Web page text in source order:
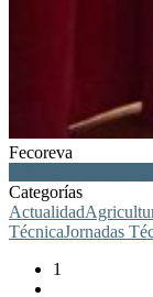
Fecoreva
Categorías
Actualidad
TécnicaJornadas
1